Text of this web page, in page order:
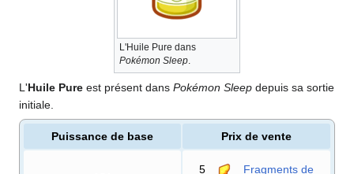
L'Huile Pure dans
Pokémon Sleep.
L'Huile Pure est présent dans Pokémon Sleep depuis sa sortie
initiale.
Puissance de base Prix de vente
5 Fragments de